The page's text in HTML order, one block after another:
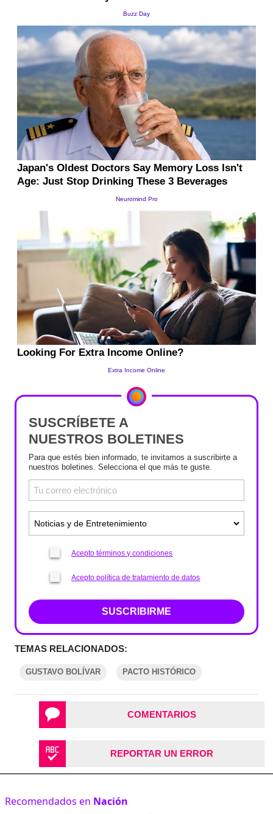
SUSCRÍBETE A
NUESTROS BOLETINES
Para que estés bien informado, te invitamos a suscribirte a
nuestros boletines. Selecciona el que más te guste.
Acepto términos y condiciones
Acepto política de tratamiento de datos
SUSCRIBIRME
TEMAS RELACIONADOS:
GUSTAVO BOLÍVAR PACTO HISTÓRICO
COMENTARIOS
REPORTAR UN ERROR
Recomendados en Nación